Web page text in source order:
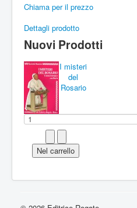
Chiama per il prezzo
Dettagli prodotto
Nuovi Prodotti
I misteri
del
Rosario